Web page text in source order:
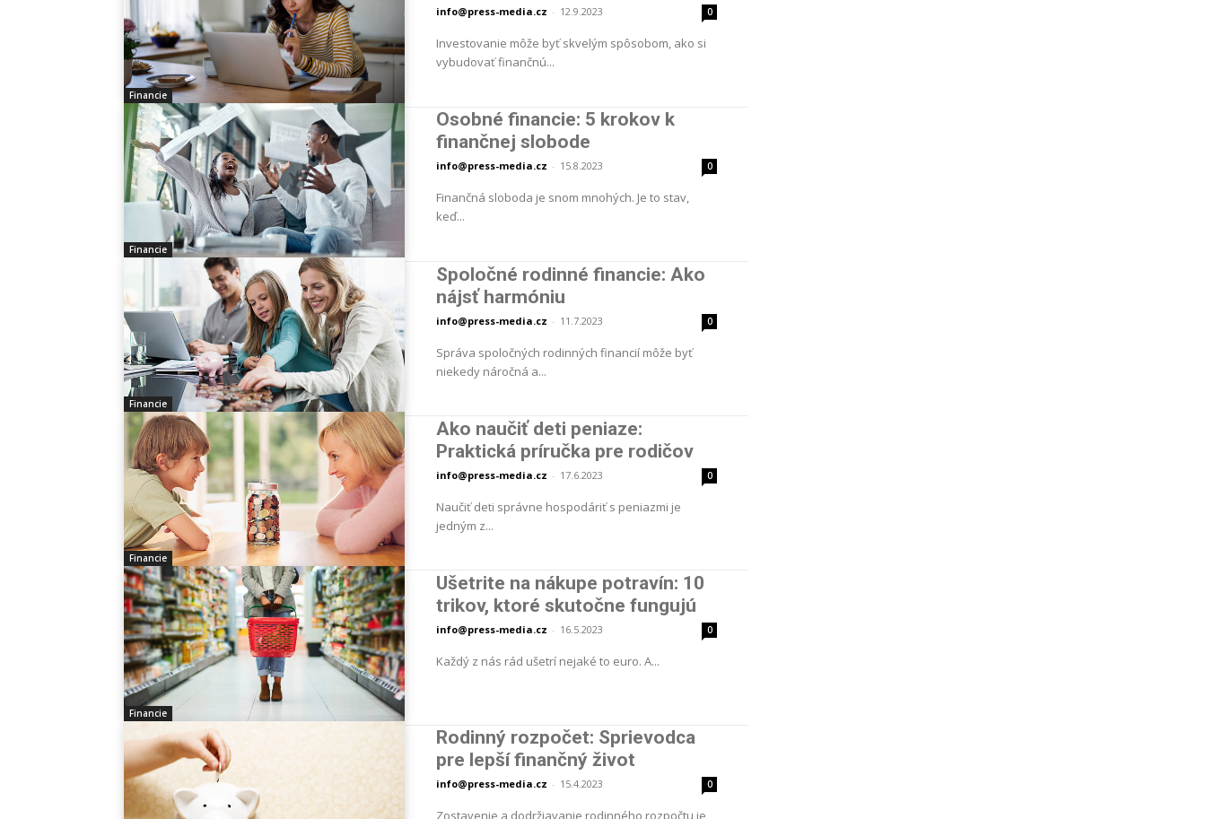
Financie
info@press-media.cz - 12.9.2023 0
Investovanie môže byť skvelým spôsobom, ako si
vybudovať finančnú...
Financie
Osobné financie: 5 krokov k
finančnej slobode
info@press-media.cz - 15.8.2023 0
Finančná sloboda je snom mnohých. Je to stav,
keď...
Financie
Spoločné rodinné financie: Ako
nájsť harmóniu
info@press-media.cz - 11.7.2023 0
Správa spoločných rodinných financií môže byť
niekedy náročná a...
Financie
Ako naučiť deti peniaze:
Praktická príručka pre rodičov
info@press-media.cz - 17.6.2023 0
Naučiť deti správne hospodáriť s peniazmi je
jedným z...
Financie
Ušetrite na nákupe potravín: 10
trikov, ktoré skutočne fungujú
info@press-media.cz - 16.5.2023 0
Každý z nás rád ušetrí nejaké to euro. A...
Rodinný rozpočet: Sprievodca
pre lepší finančný život
info@press-media.cz - 15.4.2023 0